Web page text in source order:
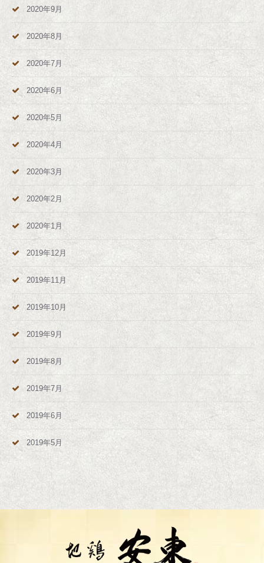
2020年9月
2020年8月
2020年7月
2020年6月
2020年5月
2020年4月
2020年3月
2020年2月
2020年1月
2019年12月
2019年11月
2019年10月
2019年9月
2019年8月
2019年7月
2019年6月
2019年5月